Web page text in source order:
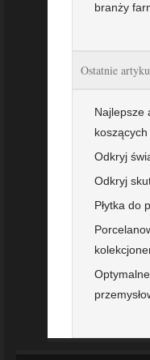
branży
Ostatnie
Najlepsze
koszących
Odkryj
Odkryj
Płytka do